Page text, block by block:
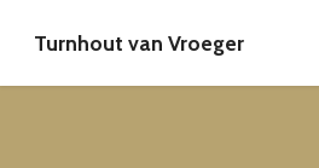
Turnhout van Vroeger